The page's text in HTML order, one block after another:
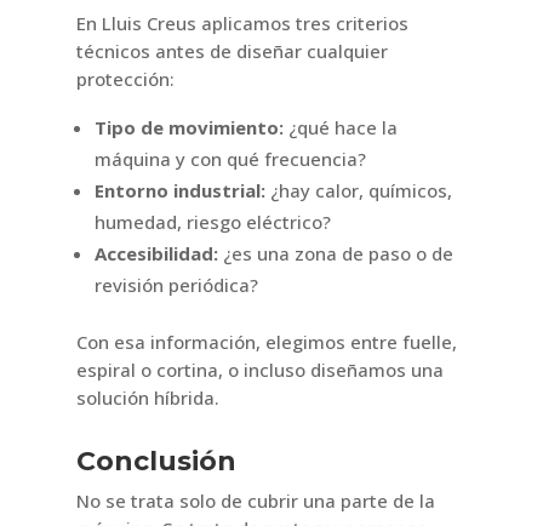
En Lluis Creus aplicamos tres criterios
técnicos antes de diseñar cualquier
protección:
Tipo de movimiento:¿qué hace la
máquina y con qué frecuencia?
Entorno industrial:¿hay calor, químicos,
humedad, riesgo eléctrico?
Accesibilidad:¿es una zona de paso o de
revisión periódica?
Con esa información, elegimos entre fuelle,
espiral o cortina, o incluso diseñamos una
solución híbrida.
Conclusión
No se trata solo de cubrir una parte de la